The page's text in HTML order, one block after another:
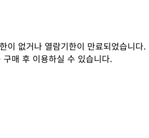
이 없거나 열람기한이 만료되었습니다.
구매 후 이용하실 수 있습니다.